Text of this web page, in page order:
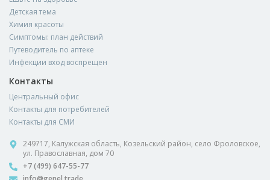
Детская тема
Химия красоты
Симптомы: план действий
Путеводитель по аптеке
Инфекции вход воспрещен
Контакты
Центральный офис
Контакты для потребителей
Контакты для СМИ
249717, Калужская область, Козельский район, село Фроловское,
ул. Православная, дом 70
+7 (499) 647-55-77